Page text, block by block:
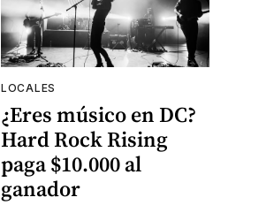
LOCALES
¿Eres músico en DC?
Hard Rock Rising
paga $10.000 al
ganador